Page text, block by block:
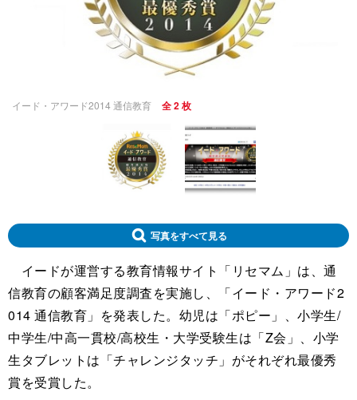
イード・アワード2014 通信教育 全 2 枚
写真をすべて見る
イードが運営する教育情報サイト「リセマム」は、通
信教育の顧客満足度調査を実施し、「イード・アワード2
014 通信教育」を発表した。幼児は「ポピー」、小学生/
中学生/中高一貫校/高校生・大学受験生は「Z会」、小学
生タブレットは「チャレンジタッチ」がそれぞれ最優秀
賞を受賞した。